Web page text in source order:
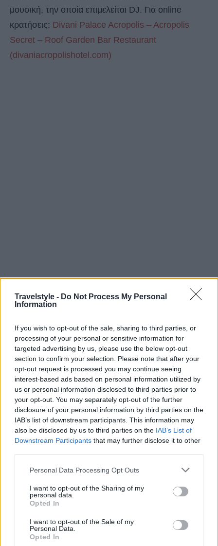
Travelstyle - Do Not Process My Personal
Information
If you wish to opt-out of the sale, sharing to third parties, or
processing of your personal or sensitive information for
targeted advertising by us, please use the below opt-out
section to confirm your selection. Please note that after your
opt-out request is processed you may continue seeing
interest-based ads based on personal information utilized by
us or personal information disclosed to third parties prior to
your opt-out. You may separately opt-out of the further
disclosure of your personal information by third parties on the
IAB’s list of downstream participants. This information may
also be disclosed by us to third parties on the IAB’s List of
Downstream Participants that may further disclose it to other
Please note that this website/app uses one or more Google
not limited to your visit or usage behaviour. You may click to
grant or deny consent to Google and its third-party tags to
use your data for below specified purposes in below Google
consent section.
Personal Data Processing Opt Outs
I want to opt-out of the Sharing of my
personal data.
Opted In
I want to opt-out of the Sale of my
Personal Data.
Opted In
μουσική, την οποία επιμελείται DJ. Για online
κρατήσεις: Divani Palace Acropolis – Acropolis
Secret – Roof Garden Bar Restaurant
(divaniacropolishotel.com)
Divani Apollon Palace & Thalasso
Για τους λάτρεις της Αθηναϊκής Ριβιέρας, το